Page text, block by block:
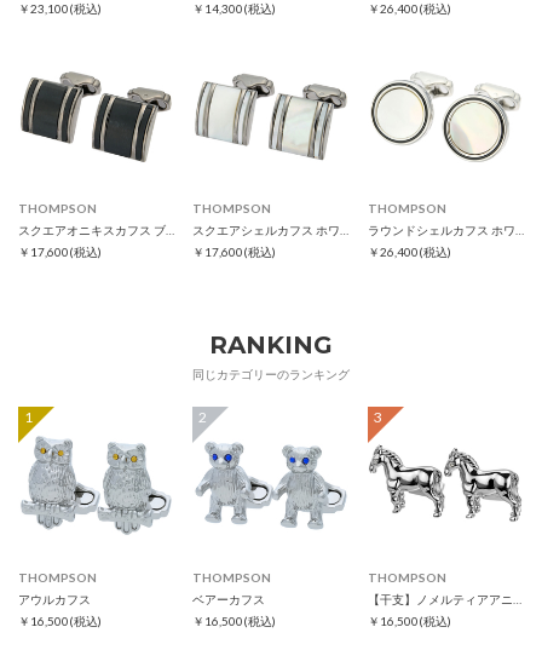
￥23,100(税込)
￥14,300(税込)
￥26,400(税込)
THOMPSON
￥17,600(税込)
THOMPSON
￥17,600(税込)
THOMPSON
￥26,400(税込)
RANKING
同じカテゴリーのランキング
1
THOMPSON
アウルカフス
￥16,500(税込)
2
THOMPSON
ベアーカフス
￥16,500(税込)
3
THOMPSON
￥16,500(税込)